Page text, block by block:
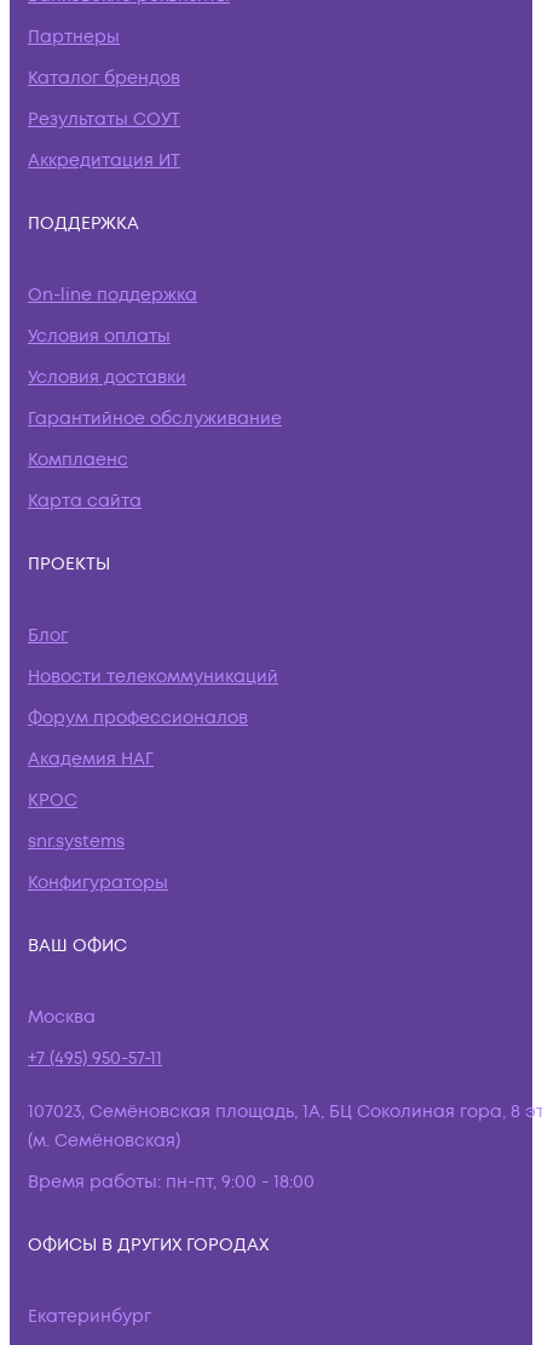
Партнеры
Каталог брендов
Результаты СОУТ
Аккредитация ИТ
ПОДДЕРЖКА
On-line поддержка
Условия оплаты
Условия доставки
Гарантийное обслуживание
Комплаенс
Карта сайта
ПРОЕКТЫ
Блог
Новости телекоммуникаций
Форум профессионалов
Академия НАГ
КРОС
snr.systems
Конфигураторы
ВАШ ОФИС
Москва
+7 (495) 950-57-11
107023, Семёновская площадь, 1А, БЦ Соколиная гора, 8
(м. Семёновская)
Время работы: пн-пт, 9:00 - 18:00
ОФИСЫ В ДРУГИХ ГОРОДАХ
Екатеринбург